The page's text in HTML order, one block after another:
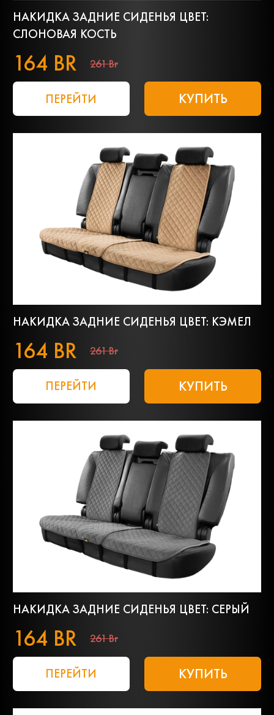
НАКИДКА ЗАДНИЕ СИДЕНЬЯ ЦВЕТ:
СЛОНОВАЯ КОСТЬ
164 BR 261 Br
ПЕРЕЙТИ КУПИТЬ
НАКИДКА ЗАДНИЕ СИДЕНЬЯ ЦВЕТ: КЭМЕЛ
164 BR 261 Br
ПЕРЕЙТИ КУПИТЬ
НАКИДКА ЗАДНИЕ СИДЕНЬЯ ЦВЕТ: СЕРЫЙ
164 BR 261 Br
ПЕРЕЙТИ КУПИТЬ